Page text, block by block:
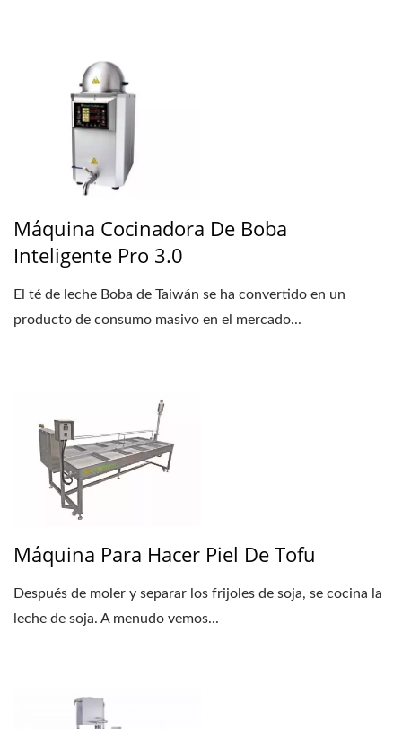
Máquina Cocinadora De Boba
Inteligente Pro 3.0
El té de leche Boba de Taiwán se ha convertido en un
producto de consumo masivo en el mercado...
Máquina Para Hacer Piel De Tofu
Después de moler y separar los frijoles de soja, se cocina la
leche de soja. A menudo vemos...